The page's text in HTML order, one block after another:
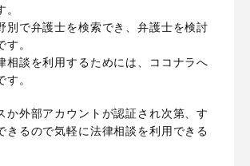
。
別で弁護士を検索でき、弁護士を検討
す。
相談を利用するためには、ココナラへ
す。
か外部アカウントが認証され次第、す
きるので気軽に法律相談を利用できる